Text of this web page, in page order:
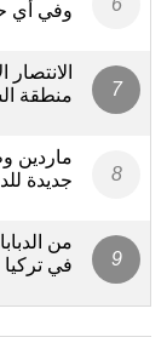
وفي أي
منطقة
ماردين
جديدة
من
في